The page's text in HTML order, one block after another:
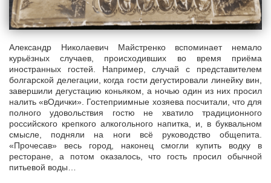
Александр Николаевич Майстренко вспоминает немало
курьёзных случаев, происходивших во время приёма
иностранных гостей. Например, случай с представителем
болгарской делегации, когда гости дегустировали линейку вин,
завершили дегустацию коньяком, а ночью один из них просил
налить «вОдички». Гостеприимные хозяева посчитали, что для
полного удовольствия гостю не хватило традиционного
российского крепкого алкогольного напитка, и, в буквальном
смысле, подняли на ноги всё руководство общепита.
«Прочесав» весь город, наконец смогли купить водку в
ресторане, а потом оказалось, что гость просил обычной
питьевой воды…